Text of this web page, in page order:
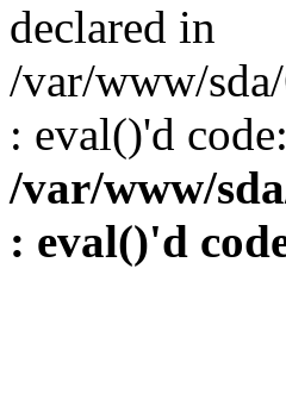
declared in
/var/www/
: eval()'d
/var/www/
: eval()'d